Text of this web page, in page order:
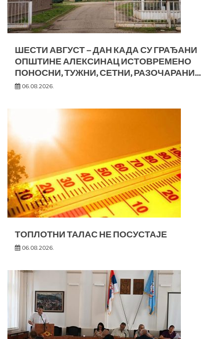
ШЕСТИ АВГУСТ – ДАН КАДА СУ ГРАЂАНИ
ОПШТИНЕ АЛЕКСИНАЦ ИСТОВРЕМЕНО
ПОНОСНИ, ТУЖНИ, СЕТНИ, РАЗОЧАРАНИ…
06.08.2026.
ТОПЛОТНИ ТАЛАС НЕ ПОСУСТАЈЕ
06.08.2026.